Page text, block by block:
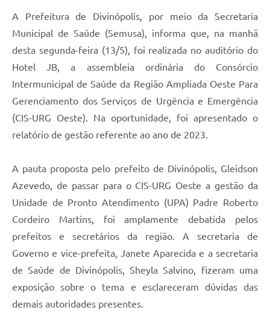
A Prefeitura de Divinópolis, por meio da Secretaria
Municipal de Saúde (Semusa), informa que, na manhã
desta segunda-feira (13/5), foi realizada no auditório do
Hotel JB, a assembleia ordinária do Consórcio
Intermunicipal de Saúde da Região Ampliada Oeste Para
Gerenciamento dos Serviços de Urgência e Emergência
(CIS-URG Oeste). Na oportunidade, foi apresentado o
relatório de gestão referente ao ano de 2023.
A pauta proposta pelo prefeito de Divinópolis, Gleidson
Azevedo, de passar para o CIS-URG Oeste a gestão da
Unidade de Pronto Atendimento (UPA) Padre Roberto
Cordeiro Martins, foi amplamente debatida pelos
prefeitos e secretários da região. A secretaria de
Governo e vice-prefeita, Janete Aparecida e a secretaria
de Saúde de Divinópolis, Sheyla Salvino, fizeram uma
exposição sobre o tema e esclareceram dúvidas das
demais autoridades presentes.